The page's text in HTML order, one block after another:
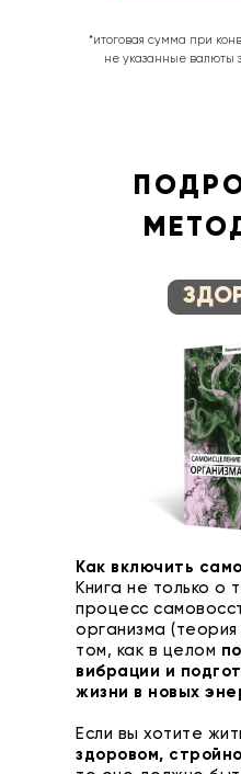
*итоговая сумма при
не указанные валюты
Как включить
Книга не только о
процесс
организма (теория
том, как в целом
вибрации и
жизни в новых
Если вы хотите
здоровом,